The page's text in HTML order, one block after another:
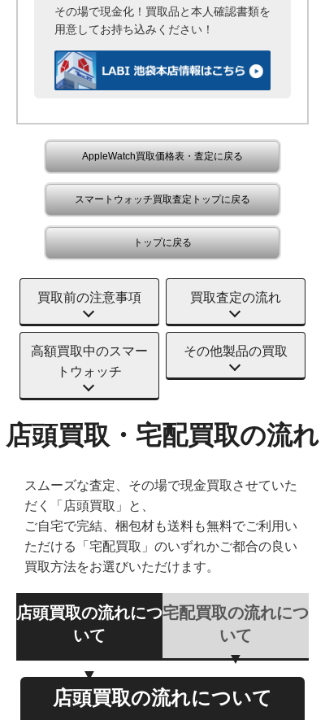
その場で現金化！ 買取品と本人確認書類を
用意してお持ち込みください！
AppleWatch買取価格表・査定に戻る
スマートウォッチ買取査定トップに戻る
トップに戻る
買取前の注意事項 買取査定の流れ
高額買取中のスマー
トウォッチ
その他製品の買取
店頭買取・宅配買取の流れ
スムーズな査定、その場で現金買取させていた
だく「店頭買取」と、
ご自宅で完結、梱包材も送料も無料でご利用い
ただける「宅配買取」のいずれかご都合の良い
買取方法をお選びいただけます。
店頭買取の流れにつ
いて
宅配買取の流れにつ
いて
店頭買取の流れについて